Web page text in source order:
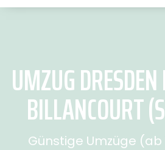
UMZUG
BILLANCOURT
Günstige Umzüge (ab